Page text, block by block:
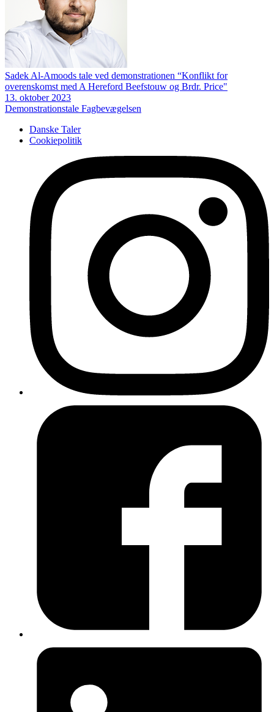
Sadek Al-Amoods tale ved demonstrationen “Konflikt for
overenskomst med A Hereford Beefstouw og Brdr. Price"
13. oktober 2023
Demonstrationstale Fagbevægelsen
Danske Taler
Cookiepolitik